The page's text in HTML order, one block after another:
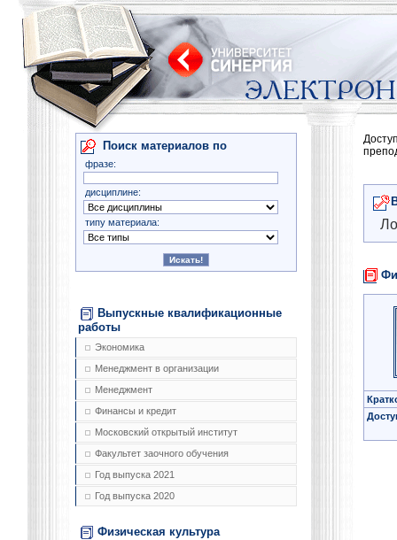
Поиск материалов по
фразе:
дисциплине:
типу материала:
Выпускные квалификационные
работы
Экономика
Менеджмент в организации
Менеджмент
Финансы и кредит
Московский открытый институт
Факультет заочного обучения
Год выпуска 2021
Год выпуска 2020
Физическая культура